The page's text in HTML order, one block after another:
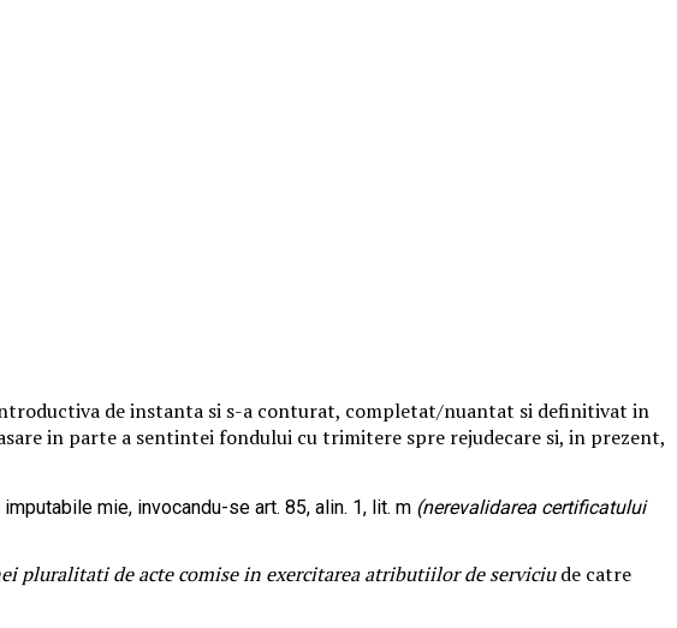
de instanta si s-a conturat, completat/nuantat si definitivat in
in parte a sentintei fondului cu trimitere spre rejudecare si, in prezent,
mie, invocandu-se art. 85, alin. 1, lit. m (nerevalidarea certificatului
pluralitati de acte comise in exercitarea atributiilor de serviciude catre